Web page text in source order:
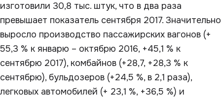
изготовили 30,8 тыс. штук, что в два раза
превышает показатель сентября 2017. Значительно
выросло производство пассажирских вагонов (+
55,3 % к январю – октябрю 2016, +45,1 % к
сентябрю 2017), комбайнов (+28,7, +28,3 % к
сентябрю), бульдозеров (+24,5 %, в 2,1 раза),
легковых автомобилей (+ 23,1 %, +36,5 %) и